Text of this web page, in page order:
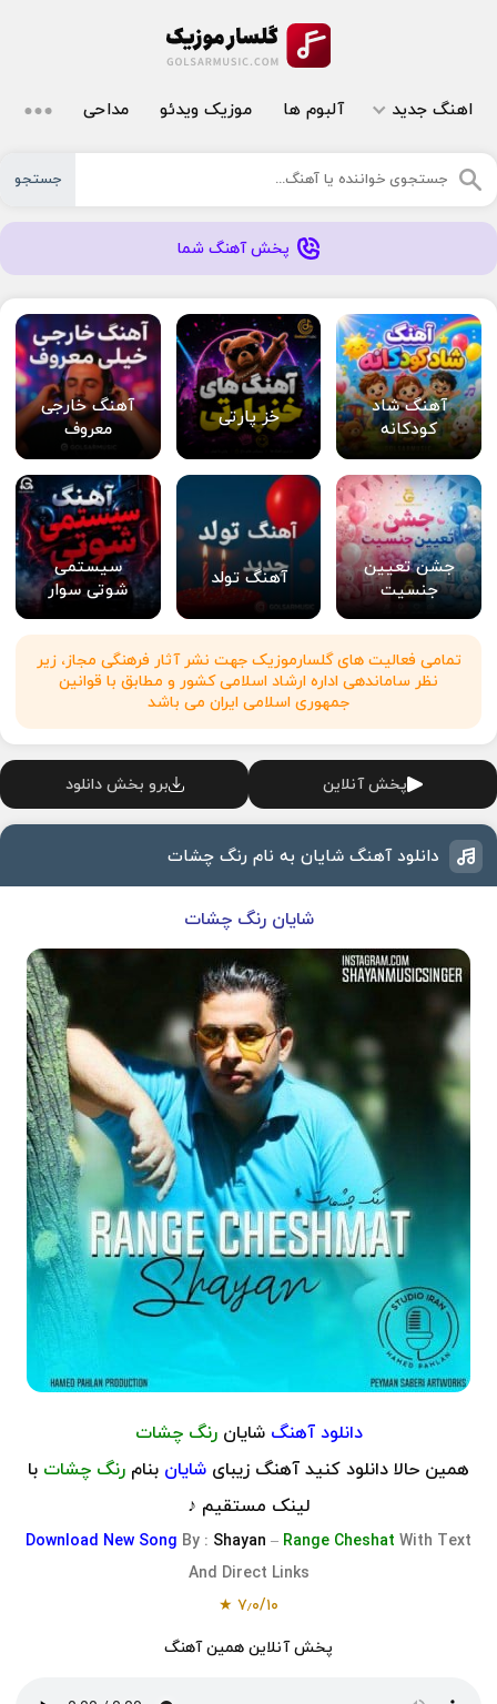
اهنگ جدید آلبوم ها موزیک ویدئو مداحی
جستجو
پخش آهنگ شما
آهنگ شاد
کودکانه
خز پارتی
آهنگ خارجی
معروف
جشن تعیین
جنسیت
آهنگ تولد
سیستمی
شوتی سوار
تمامی فعالیت های گلسارموزیک جهت نشر آثار فرهنگی مجاز، زیر
نظر ساماندهی اداره ارشاد اسلامی کشور و مطابق با قوانین
جمهوری اسلامی ایران می باشد
پخش آنلاین برو بخش دانلود
دانلود آهنگ شایان به نام رنگ چشات
شایان رنگ چشات
دانلود آهنگشایان رنگ چشات
همین حالا دانلود کنید آهنگ زیبای شایان بنام رنگ چشات با
لینک مستقیم ♪
Download New Song By : Shayan – Range Cheshat With Text
And Direct Links
۷٫۰/۱۰ ★
پخش آنلاین همین آهنگ